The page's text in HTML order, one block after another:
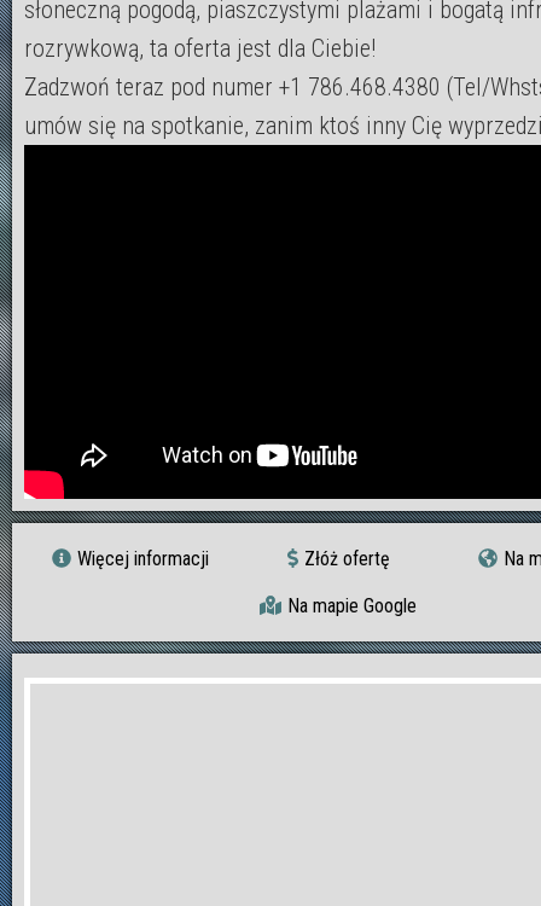
słoneczną pogodą, piaszczystymi plażami i bogatą
rozrywkową, ta oferta jest dla Ciebie!
Zadzwoń teraz pod numer +1 786.468.4380 (Tel/
umów się na spotkanie, zanim ktoś inny Cię
Więcej informacji Złóż ofertę Na
Na mapie Google